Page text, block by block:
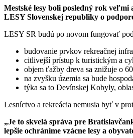
Mestské lesy boli posledný rok veľmi
LESY Slovenskej republiky o
LESY SR budú po novom fungovať
budovanie prvkov rekreačnej
citlivejší prístup k turistickým a
objem ťažby dreva sa znižuje o
na zvyšku územia sa bude
týka sa to Devínskej Kobyly,
Lesníctvo a rekreácia nemusia byť v
„Je to skvelá správa pre
lepšie ochránime vzácne lesy a